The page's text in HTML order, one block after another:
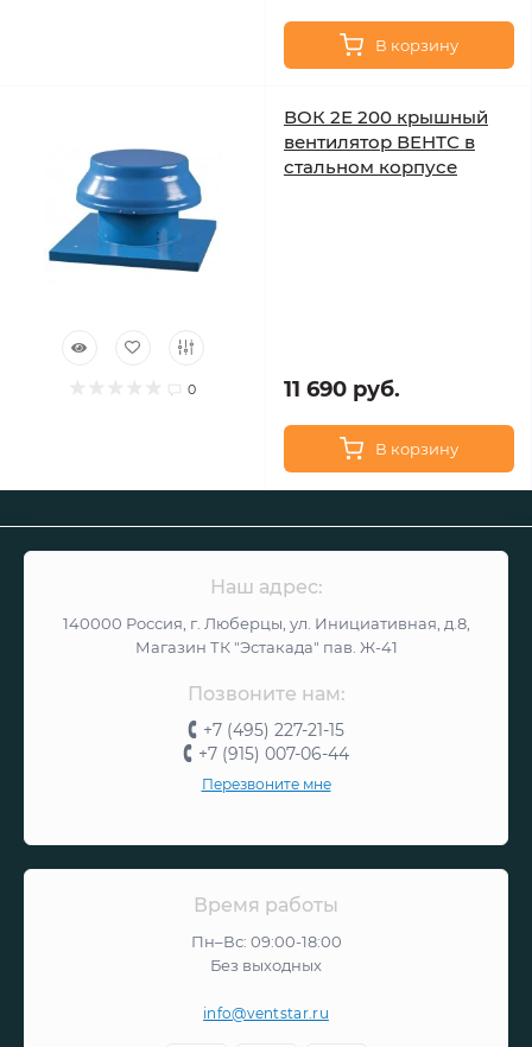
В корзину
0
ВОК 2Е 200 крышный
вентилятор ВЕНТС в
стальном корпусе
11 690 руб.
В корзину
Наш адрес:
140000 Россия, г. Люберцы, ул. Инициативная, д.8,
Магазин ТК "Эстакада" пав. Ж-41
Позвоните нам:
+7 (495) 227-21-15
+7 (915) 007-06-44
Перезвоните мне
Время работы
Пн–Вс: 09:00-18:00
Без выходных
info@ventstar.ru